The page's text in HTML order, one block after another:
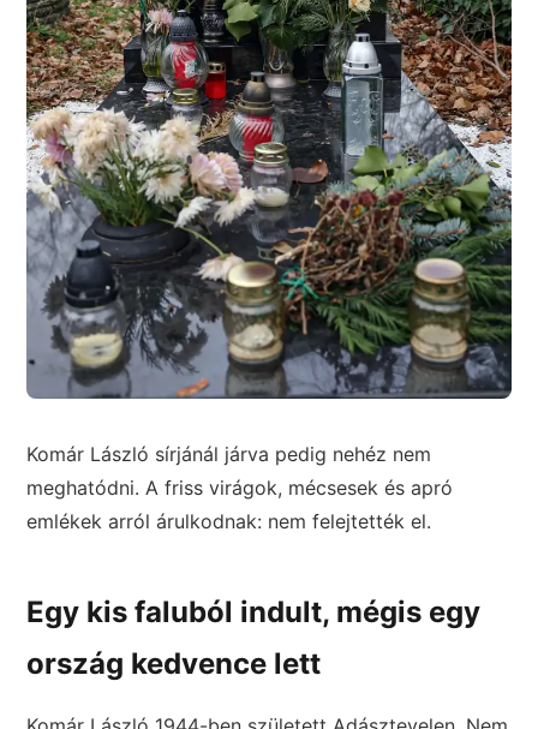
Komár László sírjánál járva pedig nehéz nem
meghatódni. A friss virágok, mécsesek és apró
emlékek arról árulkodnak: nem felejtették el.
Egy kis faluból indult, mégis egy
ország kedvence lett